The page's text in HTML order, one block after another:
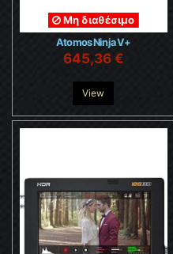
Μη διαθέσιμο
Atomos Ninja V+
645,36 €
View